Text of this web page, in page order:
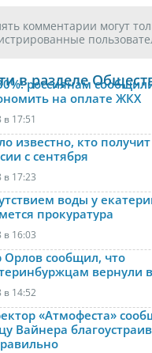
комментарии могут
в разделе
россиянам
на оплате ЖКХ
в 17:51
известно, кто
с сентября
в 17:23
воды у
прокуратура
в 16:03
Орлов сообщил, что
вернули
в 14:52
«Атмофеста»
Вайнера